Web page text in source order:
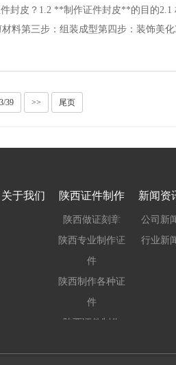
封皮？1.2 **制作证件封皮**的目的2.1
料第三步：组装成型第四步：装饰美化
3/39 >> 尾页
关于我们 陕西证件制作
陕西做证刻章
陕西专业制作证
件
陕西制作各种证
件
陕西证件制作
新闻资
公司新
行业新